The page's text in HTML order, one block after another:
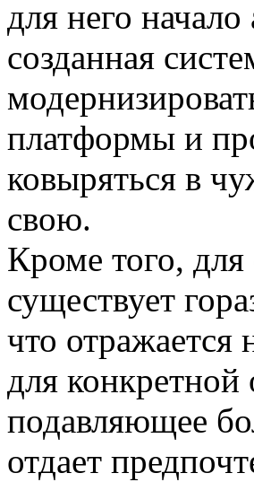
для него
созданная
платформы и
ковыряться в
свою.
Кроме того,
существует
что отражается
для конкретной
подавляющее
отдает